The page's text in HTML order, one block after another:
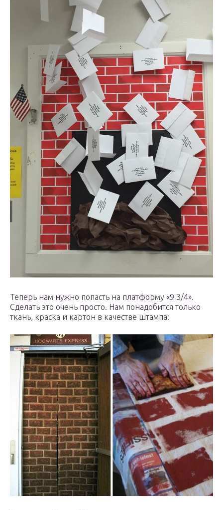
Теперь нам нужно попасть на платформу «9 3/4».
Сделать это очень просто. Нам понадобится только
ткань, краска и картон в качестве штампа: